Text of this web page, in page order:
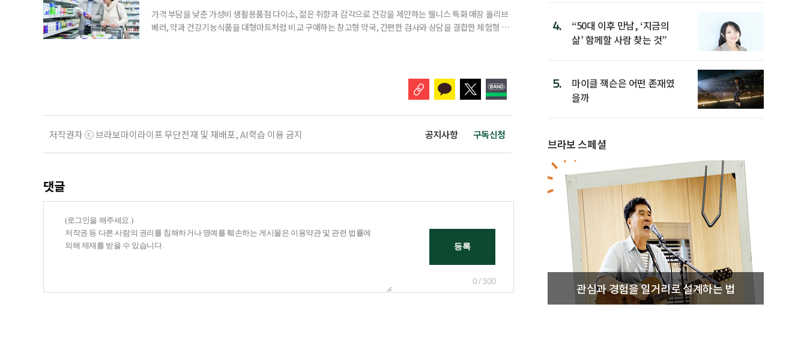
가격 부담을 낮춘 가성비 생활용품점 다이소, 젊은 취향과 감각으로 건강을 제안하는 웰니스 특화 매장 올리브
베러, 약과 건강기능식품을 대형마트처럼 비교 구매하는 창고형 약국, 간편한 검사와 상담을 결합한 체험형 약
저작권자 ⓒ 브라보마이라이프 무단전재 및 재배포, AI학습 이용 금지 공지사항 구독신청
댓글
0 / 300
4.
“50대 이후 만남, ‘지금의
삶’ 함께할 사람 찾는 것”
5.
마이클 잭슨은 어떤 존재였
을까
브라보 스페셜
관심과 경험을 일거리로 설계하는 법